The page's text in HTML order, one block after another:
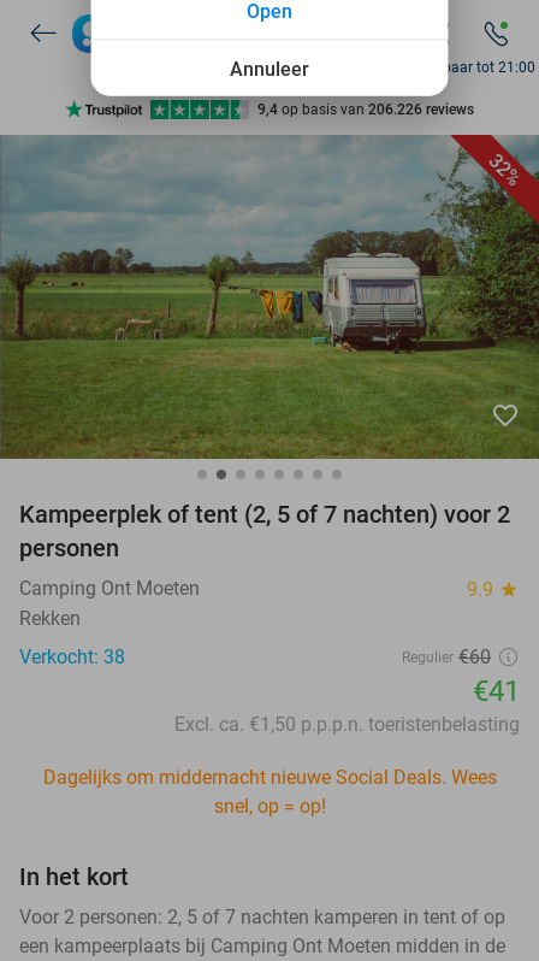
10+ miljoen leden
9,4 op basis van 206.226 reviews
Ontdek 15.000+ deals
Bereikbaar tot 21:00
32%
favorite_border
Kampeerplek of tent (2, 5 of 7 nachten) voor 2
personen
Camping Ont Moeten 9.9 star
Rekken
Verkocht: 38
Regulier €60
€41
Excl. ca. €1,50 p.p.p.n. toeristenbelasting
Dagelijks om middernacht nieuwe Social Deals. Wees
snel, op = op!
In het kort
Voor 2 personen: 2, 5 of 7 nachten kamperen in tent of op
een kampeerplaats bij Camping Ont Moeten midden in de
Annuleer
Open